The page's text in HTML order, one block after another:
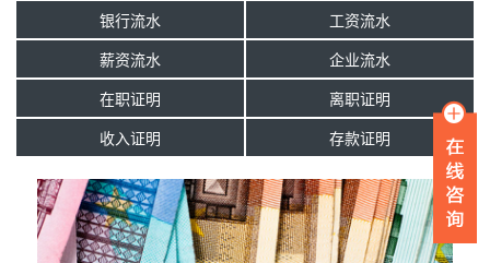
银行流水
工资流水
薪资流水
企业流水
在职证明
离职证明
收入证明
存款证明